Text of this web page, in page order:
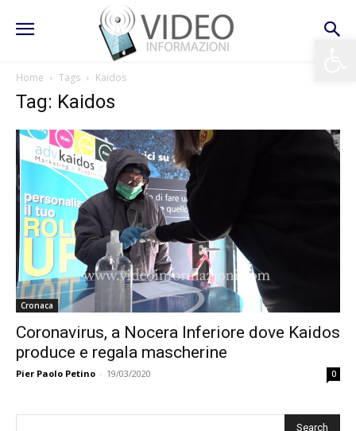
Home Tags Kaidos
Tag: Kaidos
Cronaca
Coronavirus, a Nocera Inferiore dove Kaidos
produce e regala mascherine
Pier Paolo Petino - 19/03/2020 0